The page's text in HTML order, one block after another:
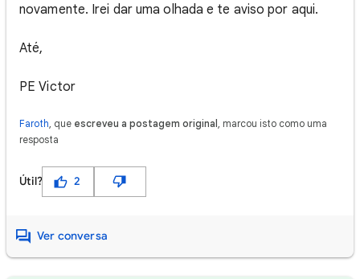
novamente. Irei dar uma olhada e te aviso por aqui.
Até,
PE Victor
Faroth , que escreveu a postagem original
, marcou isto como uma
resposta
Útil? 2
Ver conversa